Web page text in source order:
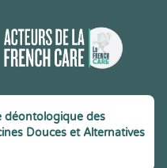
déontologique des
Douces et Alternatives